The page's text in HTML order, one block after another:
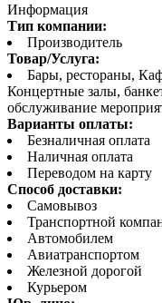
Информация
Тип компании:
Производитель
Товар/Услуга:
Бары, рестораны,
Концертные залы,
обслуживание
Варианты оплаты:
Безналичная оплата
Наличная оплата
Переводом на карту
Способ доставки:
Самовывоз
Транспортной
Автомобилем
Авиатранспортом
Железной дорогой
Курьером